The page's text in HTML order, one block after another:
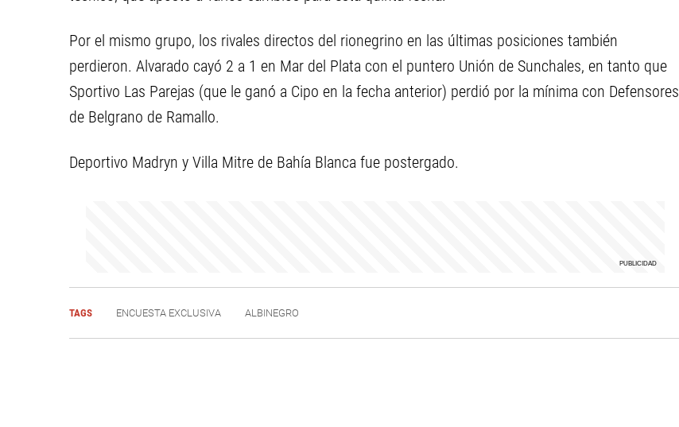
Por el mismo grupo, los rivales directos del rionegrino en las últimas posiciones también
perdieron. Alvarado cayó 2 a 1 en Mar del Plata con el puntero Unión de Sunchales, en tanto que
Sportivo Las Parejas (que le ganó a Cipo en la fecha anterior) perdió por la mínima con Defensores
de Belgrano de Ramallo.
Deportivo Madryn y Villa Mitre de Bahía Blanca fue postergado.
TAGS ENCUESTA EXCLUSIVA ALBINEGRO